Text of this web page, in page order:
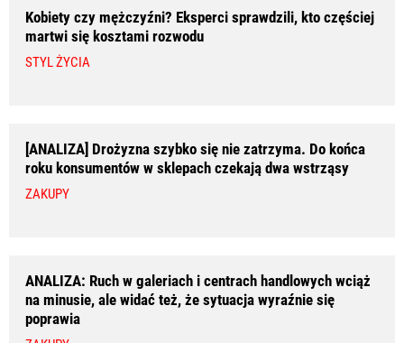
Kobiety czy mężczyźni? Eksperci sprawdzili, kto częściej
martwi się kosztami rozwodu
STYL ŻYCIA
[ANALIZA] Drożyzna szybko się nie zatrzyma. Do końca
roku konsumentów w sklepach czekają dwa wstrząsy
ZAKUPY
ANALIZA: Ruch w galeriach i centrach handlowych wciąż
na minusie, ale widać też, że sytuacja wyraźnie się
poprawia